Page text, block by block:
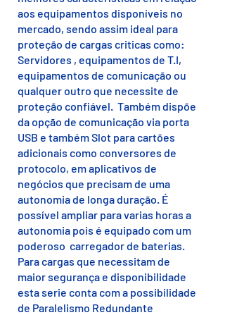
aos equipamentos disponíveis no
mercado, sendo assim ideal para
proteção de cargas criticas como:
Servidores , equipamentos de T.I,
equipamentos de comunicação ou
qualquer outro que necessite de
proteção confiável. Também dispõe
da opção de comunicação via porta
USB e também Slot para cartões
adicionais como conversores de
protocolo, em aplicativos de
negócios que precisam de uma
autonomia de longa duração. É
possível ampliar para varias horas a
autonomia pois é equipado com um
poderoso carregador de baterias.
Para cargas que necessitam de
maior segurança e disponibilidade
esta serie conta com a possibilidade
de Paralelismo Redundante